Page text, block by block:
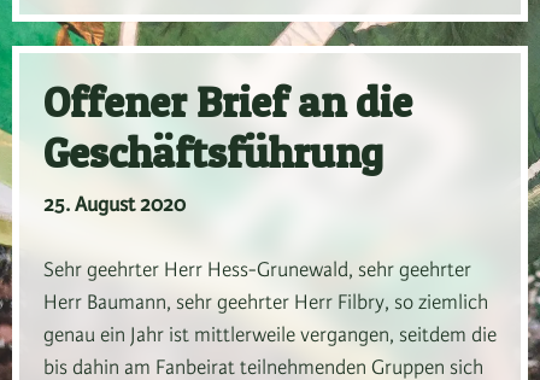
Offener Brief an die
Geschäftsführung
25. August 2020
Sehr geehrter Herr Hess-Grunewald, sehr geehrter
Herr Baumann, sehr geehrter Herr Filbry, so ziemlich
genau ein Jahr ist mittlerweile vergangen, seitdem die
bis dahin am Fanbeirat teilnehmenden Gruppen sich